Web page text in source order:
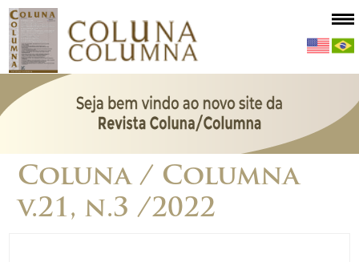
Coluna / Columna
v.21, n.3 /2022